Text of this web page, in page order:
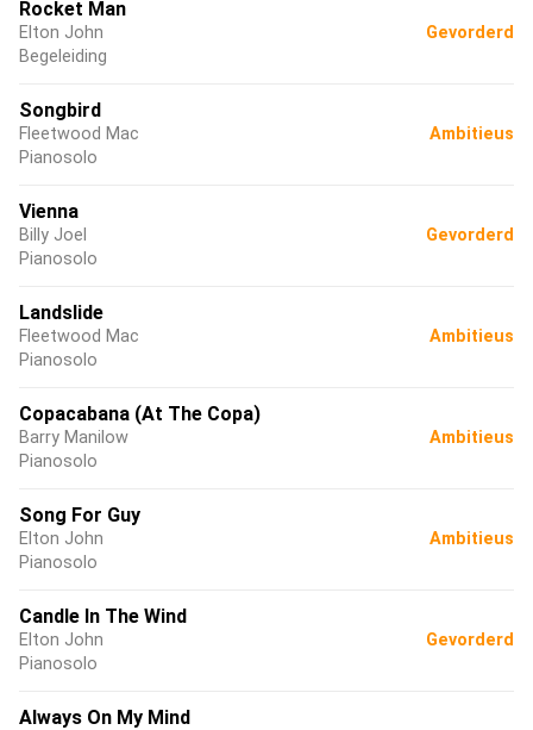
Rocket Man
Elton John
Begeleiding
Gevorderd
Songbird
Fleetwood Mac
Pianosolo
Ambitieus
Vienna
Billy Joel
Pianosolo
Gevorderd
Landslide
Fleetwood Mac
Pianosolo
Ambitieus
Copacabana (At The Copa)
Barry Manilow
Pianosolo
Ambitieus
Song For Guy
Elton John
Pianosolo
Ambitieus
Candle In The Wind
Elton John
Pianosolo
Gevorderd
Always On My Mind